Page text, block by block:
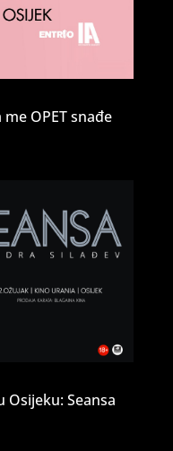
OPET snađe
Osijeku: Seansa